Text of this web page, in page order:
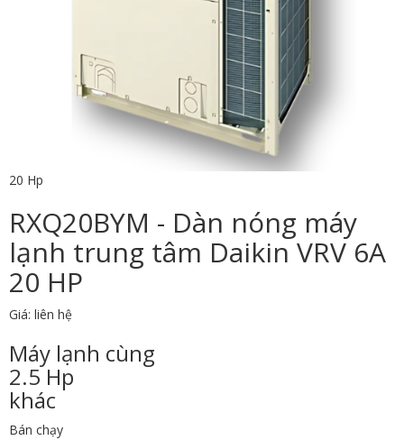
20 Hp
RXQ20BYM - Dàn nóng máy
lạnh trung tâm Daikin VRV 6A
20 HP
Giá: liên hệ
Máy lạnh cùng
2.5 Hp
khác
Bán chạy